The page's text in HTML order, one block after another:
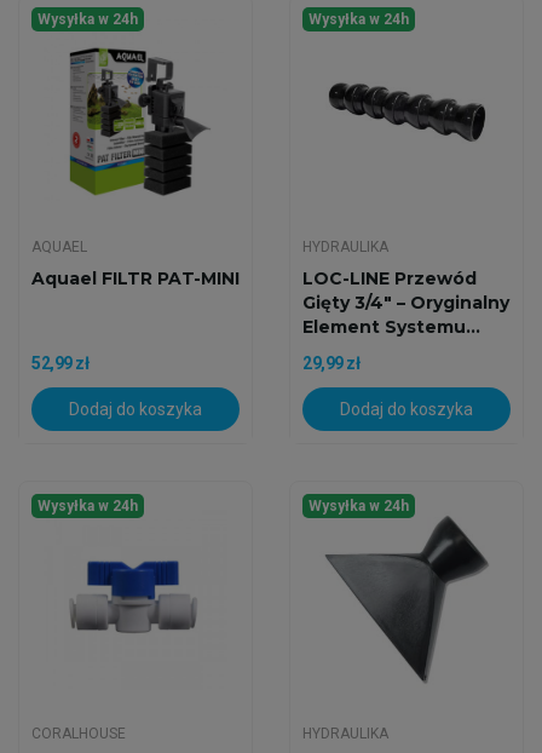
Wysyłka w 24h
AQUAEL
Aquael FILTR PAT-MINI
52,99 zł
Dodaj do koszyka
Wysyłka w 24h
HYDRAULIKA
LOC-LINE Przewód
Gięty 3/4" – Oryginalny
Element Systemu...
29,99 zł
Dodaj do koszyka
Wysyłka w 24h
CORALHOUSE
Wysyłka w 24h
HYDRAULIKA